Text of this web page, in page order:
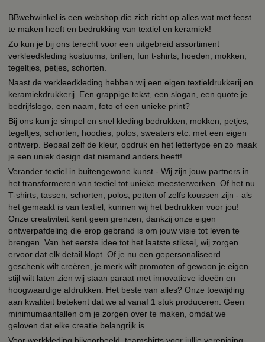
BBwebwinkel is een webshop die zich richt op alles wat met feest
te maken heeft en bedrukking van textiel en keramiek!
Zo kun je bij ons terecht voor een uitgebreid assortiment
verkleedkleding kostuums, brillen, fun t-shirts, hoeden, mokken,
tegeltjes, petjes, schorten.
Naast de verkleedkleding hebben wij een eigen textieldrukkerij en
keramiekdrukkerij. Een grappige tekst, een slogan, een quote je
bedrijfslogo, een naam, foto of een unieke print?
Bij ons kun je simpel en snel kleding bedrukken, mokken, petjes,
tegeltjes, schorten, hoodies, polos, sweaters etc. met een eigen
ontwerp. Bepaal zelf de kleur, opdruk en het lettertype en zo maak
je een uniek design dat niemand anders heeft!
Verander textiel in buitengewone kunst - Wij zijn jouw partners in
het transformeren van textiel tot unieke meesterwerken. Of het nu
T-shirts, tassen, schorten, polos, petten of zelfs koussen zijn - als
het gemaakt is van textiel, kunnen wij het bedrukken voor jou!
Onze creativiteit kent geen grenzen, dankzij onze eigen
ontwerpafdeling die erop gebrand is om jouw visie tot leven te
brengen. Van het eerste idee tot het laatste stiksel, wij zorgen
ervoor dat elk detail klopt. Of je nu een gepersonaliseerd
geschenk wilt creëren, je merk wilt promoten of gewoon je eigen
stijl wilt laten zien wij staan paraat met innovatieve ideeën en
hoogwaardige afdrukken. Het beste van alles? Onze toewijding
aan kwaliteit betekent dat we al vanaf 1 stuk produceren. Geen
minimumaantallen om je zorgen over te maken, omdat we
geloven dat elke creatie belangrijk is.
Voor werkkleding bijvoorbeeld, teamshirts voor jullie vereniging,